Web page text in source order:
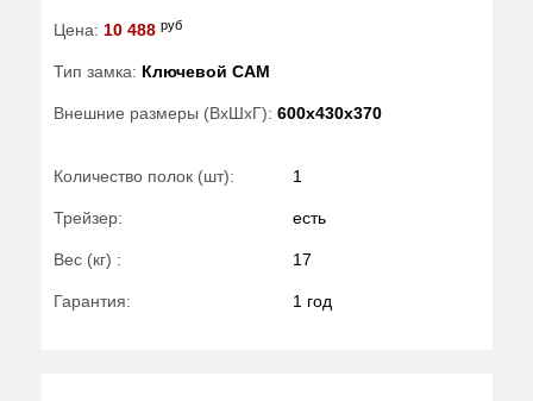
Цена: 10 488 руб
Тип замка: Ключевой САМ
Внешние размеры (ВхШхГ): 600x430x370
Количество полок (шт): 1
Трейзер: есть
Вес (кг) : 17
Гарантия: 1 год